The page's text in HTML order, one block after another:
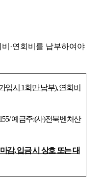
·연회비를 납부하여야
입시 1회만 납부),연회비
예금주:(사)전북벤처산
감,입금 시 상호 또는 대